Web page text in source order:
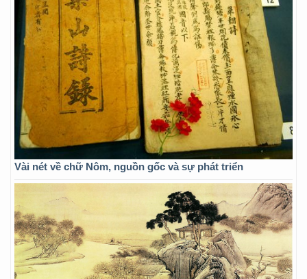
Vài nét về chữ Nôm, nguồn gốc và sự phát triển